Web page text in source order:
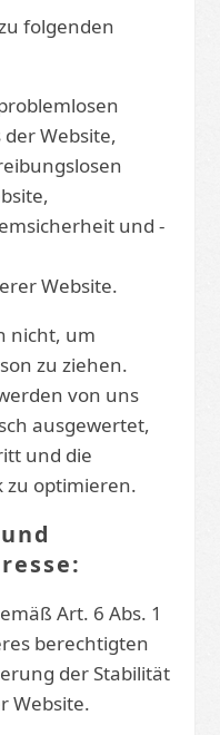
folgenden
Website,
und -
Website.
nicht, um
zu ziehen.
von uns
ausgewertet,
und die
zu optimieren.
Art. 6 Abs. 1
berechtigten
der Stabilität
Website.